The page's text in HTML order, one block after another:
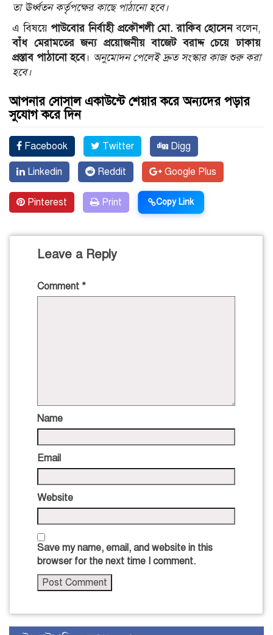
তা ঊর্ধ্বতন কর্তৃপক্ষের কাছে পাঠানো হবে।
এ বিষয়ে পাউবোর নির্বাহী প্রকৌশলী মো. রাকিব হোসেনবলেন,
বাঁধ মেরামতের জন্য প্রয়োজনীয় বাজেট বরাদ্দ চেয়ে ঢাকায়
প্রস্তাব পাঠানো হবে। অনুমোদন পেলেই দ্রুত সংস্কার কাজ শুরু করা
হবে।
আপনার সোসাল একাউন্টে শেয়ার করে অন্যদের পড়ার
সুযোগ করে দিন
Facebook Twitter Digg
Linkedin Reddit Google Plus
Pinterest Print Copy Link
Leave a Reply
Comment *
Name
Email
Website
Save my name, email, and website in this
browser for the next time I comment.